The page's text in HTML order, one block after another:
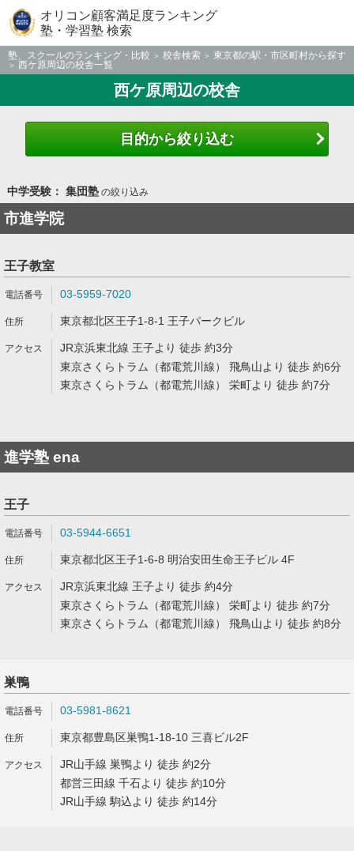
オリコン顧客満足度ランキング
塾・学習塾 検索
塾、スクールのランキング・比較 校舎検索
東京都の駅・市区町村から探す
西ケ原周辺の校舎一覧
西ケ原周辺の校舎
目的から絞り込む
中学受験： 集団塾の絞り込み
市進学院
王子教室
03-5959-7020
東京都北区王子1-8-1 王子パークビル
JR京浜東北線 王子より 徒歩 約3分
東京さくらトラム（都電荒川線） 飛鳥山より 徒歩 約6分
東京さくらトラム（都電荒川線） 栄町より 徒歩 約7分
進学塾 ena
王子
03-5944-6651
東京都北区王子1-6-8 明治安田生命王子ビル 4F
JR京浜東北線 王子より 徒歩 約4分
東京さくらトラム（都電荒川線） 栄町より 徒歩 約7分
東京さくらトラム（都電荒川線） 飛鳥山より 徒歩 約8分
巣鴨
03-5981-8621
東京都豊島区巣鴨1-18-10 三喜ビル2F
JR山手線 巣鴨より 徒歩 約2分
都営三田線 千石より 徒歩 約10分
JR山手線 駒込より 徒歩 約14分